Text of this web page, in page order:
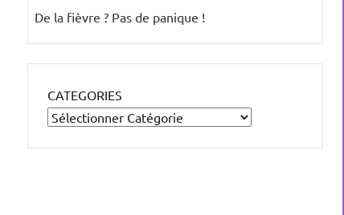
De la fièvre ? Pas de panique !
CATEGORIES